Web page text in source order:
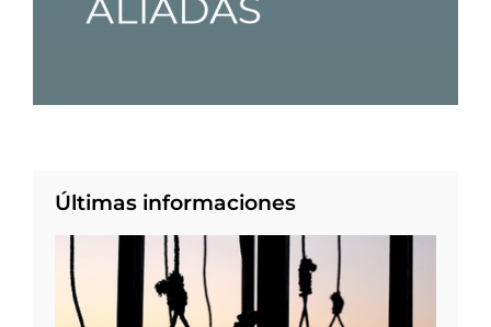
Últimas informaciones